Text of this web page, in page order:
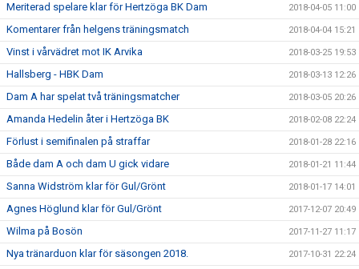
Meriterad spelare klar för Hertzöga BK Dam 2018-04-05 11:00
Komentarer från helgens träningsmatch 2018-04-04 15:21
Vinst i vårvädret mot IK Arvika 2018-03-25 19:53
Hallsberg - HBK Dam 2018-03-13 12:26
Dam A har spelat två träningsmatcher 2018-03-05 20:26
Amanda Hedelin åter i Hertzöga BK 2018-02-08 22:24
Förlust i semifinalen på straffar 2018-01-28 22:16
Både dam A och dam U gick vidare 2018-01-21 11:44
Sanna Widström klar för Gul/Grönt 2018-01-17 14:01
Agnes Höglund klar för Gul/Grönt 2017-12-07 20:49
Wilma på Bosön 2017-11-27 11:17
Nya tränarduon klar för säsongen 2018. 2017-10-31 22:24